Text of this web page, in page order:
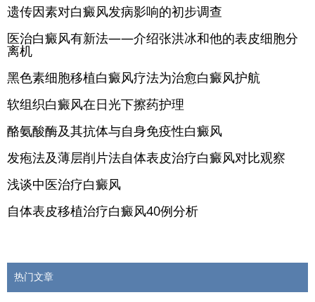
遗传因素对白癜风发病影响的初步调查
医治白癜风有新法——介绍张洪冰和他的表皮细胞分
离机
黑色素细胞移植白癜风疗法为治愈白癜风护航
软组织白癜风在日光下擦药护理
酪氨酸酶及其抗体与自身免疫性白癜风
发疱法及薄层削片法自体表皮治疗白癜风对比观察
浅谈中医治疗白癜风
自体表皮移植治疗白癜风40例分析
热门文章